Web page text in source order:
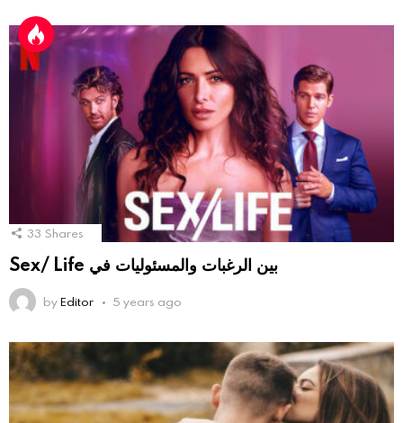
33 Shares
Sex/ Life بين الرغبات والمسئوليات في
byEditor 5 years ago